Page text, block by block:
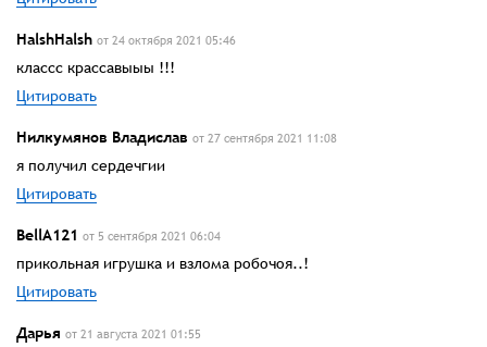
HalshHalsh от 24 октября 2021 05:46
классс крассавыыы !!!
Цитировать
Нилкумянов Владислав от 27 сентября 2021 11:08
я получил сердечгии
Цитировать
BellA121 от 5 сентября 2021 06:04
прикольная игрушка и взлома робочоя..!
Цитировать
Дарья от 21 августа 2021 01:55